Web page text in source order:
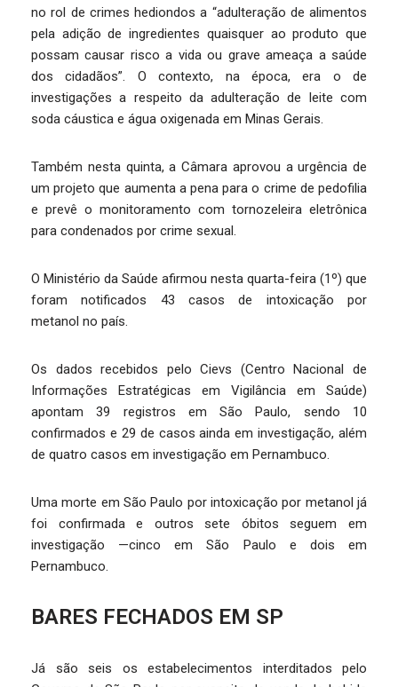
no rol de crimes hediondos a “adulteração de alimentos
pela adição de ingredientes quaisquer ao produto que
possam causar risco a vida ou grave ameaça a saúde
dos cidadãos”. O contexto, na época, era o de
investigações a respeito da adulteração de leite com
soda cáustica e água oxigenada em Minas Gerais.
Também nesta quinta, a Câmara aprovou a urgência de
um projeto que aumenta a pena para o crime de pedofilia
e prevê o monitoramento com tornozeleira eletrônica
para condenados por crime sexual.
O Ministério da Saúde afirmou nesta quarta-feira (1º) que
foram notificados 43 casos de intoxicação por
metanol no país.
Os dados recebidos pelo Cievs (Centro Nacional de
Informações Estratégicas em Vigilância em Saúde)
apontam 39 registros em São Paulo, sendo 10
confirmados e 29 de casos ainda em investigação, além
de quatro casos em investigação em Pernambuco.
Uma morte em São Paulo por intoxicação por metanol já
foi confirmada e outros sete óbitos seguem em
investigação —cinco em São Paulo e dois em
Pernambuco.
BARES FECHADOS EM SP
Já são seis os estabelecimentos interditados pelo